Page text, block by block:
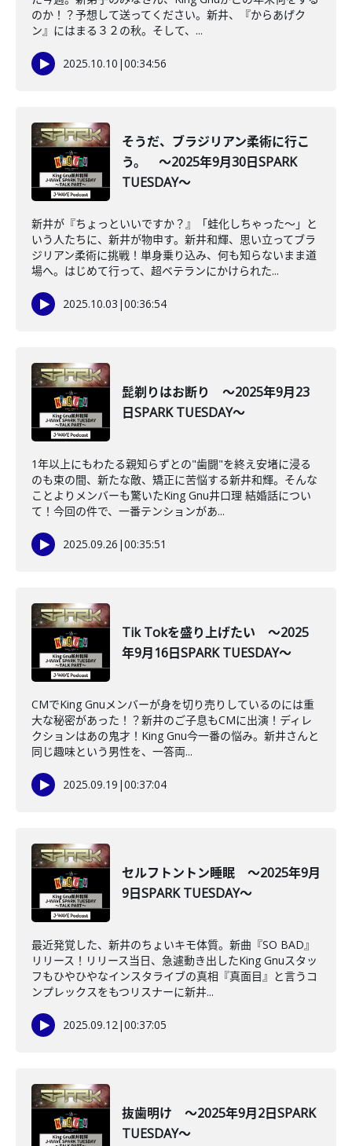
のか！？予想して送ってください。新井、『からあげク
ン』にはまる３２の秋。そして、...
2025.10.10 |00:34:56
そうだ、ブラジリアン柔術に行こ
う。 ～2025年9月30日SPARK
TUESDAY～
新井が『ちょっといいですか？』「蛙化しちゃった～」と
いう人たちに、新井が物申す。新井和輝、思い立ってブラ
ジリアン柔術に挑戦！単身乗り込み、何も知らないまま道
場へ。はじめて行って、超ベテランにかけられた...
2025.10.03 |00:36:54
髭剃りはお断り ～2025年9月23
日SPARK TUESDAY～
1年以上にもわたる親知らずとの"歯闘"を終え安堵に浸る
のも束の間、新たな敵、矯正に苦悩する新井和輝。そんな
ことよりメンバーも驚いたKing Gnu井口理 結婚話につい
て！今回の件で、一番テンションがあ...
2025.09.26 |00:35:51
Tik Tokを盛り上げたい ～2025
年9月16日SPARK TUESDAY～
CMでKing Gnuメンバーが身を切り売りしているのには重
大な秘密があった！？新井のご子息もCMに出演！ディレ
クションはあの鬼才！King Gnu今一番の悩み。新井さんと
同じ趣味という男性を、一答両...
2025.09.19 |00:37:04
セルフトントン睡眠 ～2025年9月
9日SPARK TUESDAY～
最近発覚した、新井のちょいキモ体質。新曲『SO BAD』
リリース！リリース当日、急遽動き出したKing Gnuスタッ
フもひやひやなインスタライブの真相『真面目』と言うコ
ンプレックスをもつリスナーに新井...
2025.09.12|00:37:05
抜歯明け ～2025年9月2日SPARK
TUESDAY～